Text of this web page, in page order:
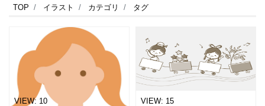
TOP イラスト カテゴリ タグ
VIEW: 10 VIEW: 15